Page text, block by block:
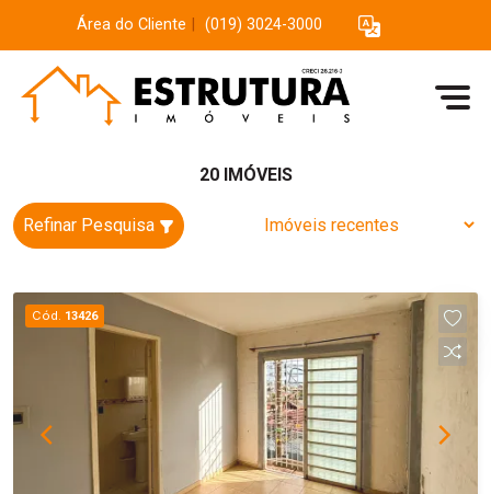
Área do Cliente (019) 3024-3000
20 IMÓVEIS
Refinar Pesquisa
Cód. 13426